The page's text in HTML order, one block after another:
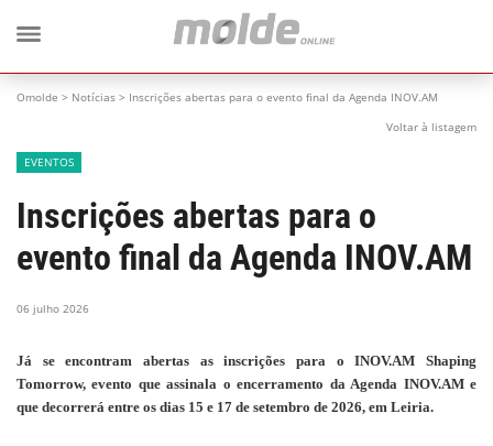
Omolde > Notícias > Inscrições abertas para o evento final da Agenda INOV.AM
Voltar à listagem
EVENTOS
Inscrições abertas para o
evento final da Agenda INOV.AM
06 julho 2026
Já se encontram abertas as inscrições para o INOV.AM Shaping
Tomorrow, evento que assinala o encerramento da Agenda INOV.AM e
que decorrerá entre os dias 15 e 17 de setembro de 2026, em Leiria.